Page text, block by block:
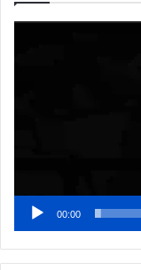
00:00